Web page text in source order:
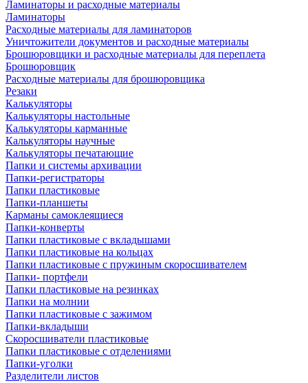
Ламинаторы и расходные материалы
Ламинаторы
Расходные материалы для ламинаторов
Уничтожители документов и расходные материалы
Брошюровщики и расходные материалы для переплета
Брошюровщик
Расходные материалы для брошюровщика
Резаки
Калькуляторы
Калькуляторы настольные
Калькуляторы карманные
Калькуляторы научные
Калькуляторы печатающие
Папки и системы архивации
Папки-регистраторы
Папки пластиковые
Папки-планшеты
Карманы самоклеящиеся
Папки-конверты
Папки пластиковые с вкладышами
Папки пластиковые на кольцах
Папки пластиковые с пружиным скоросшивателем
Папки- портфели
Папки пластиковые на резинках
Папки на молнии
Папки пластиковые с зажимом
Папки-вкладыши
Скоросшиватели пластиковые
Папки пластиковые с отделениями
Папки-уголки
Разделители листов